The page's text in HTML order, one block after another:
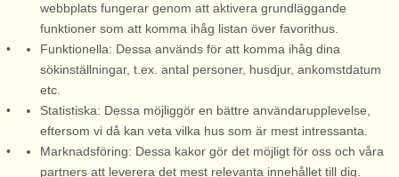
sjön Med Öresjö endast ett par
hundra meter från detta hus,
så har ni första parkett till allt
vad naturen har att erbjuda.
Under säsongerna bjuder
skogen ...
från 5.178 SEK
webbplats fungerar genom att aktivera grundläggande
funktioner som att komma ihåg listan över favorithus.
Funktionella: Dessa används för att komma ihåg dina
sökinställningar, t.ex. antal personer, husdjur, ankomstdatum
etc.
Statistiska: Dessa möjliggör en bättre användarupplevelse,
eftersom vi då kan veta vilka hus som är mest intressanta.
Marknadsföring: Dessa kakor gör det möjligt för oss och våra
partners att leverera det mest relevanta innehållet till dig.